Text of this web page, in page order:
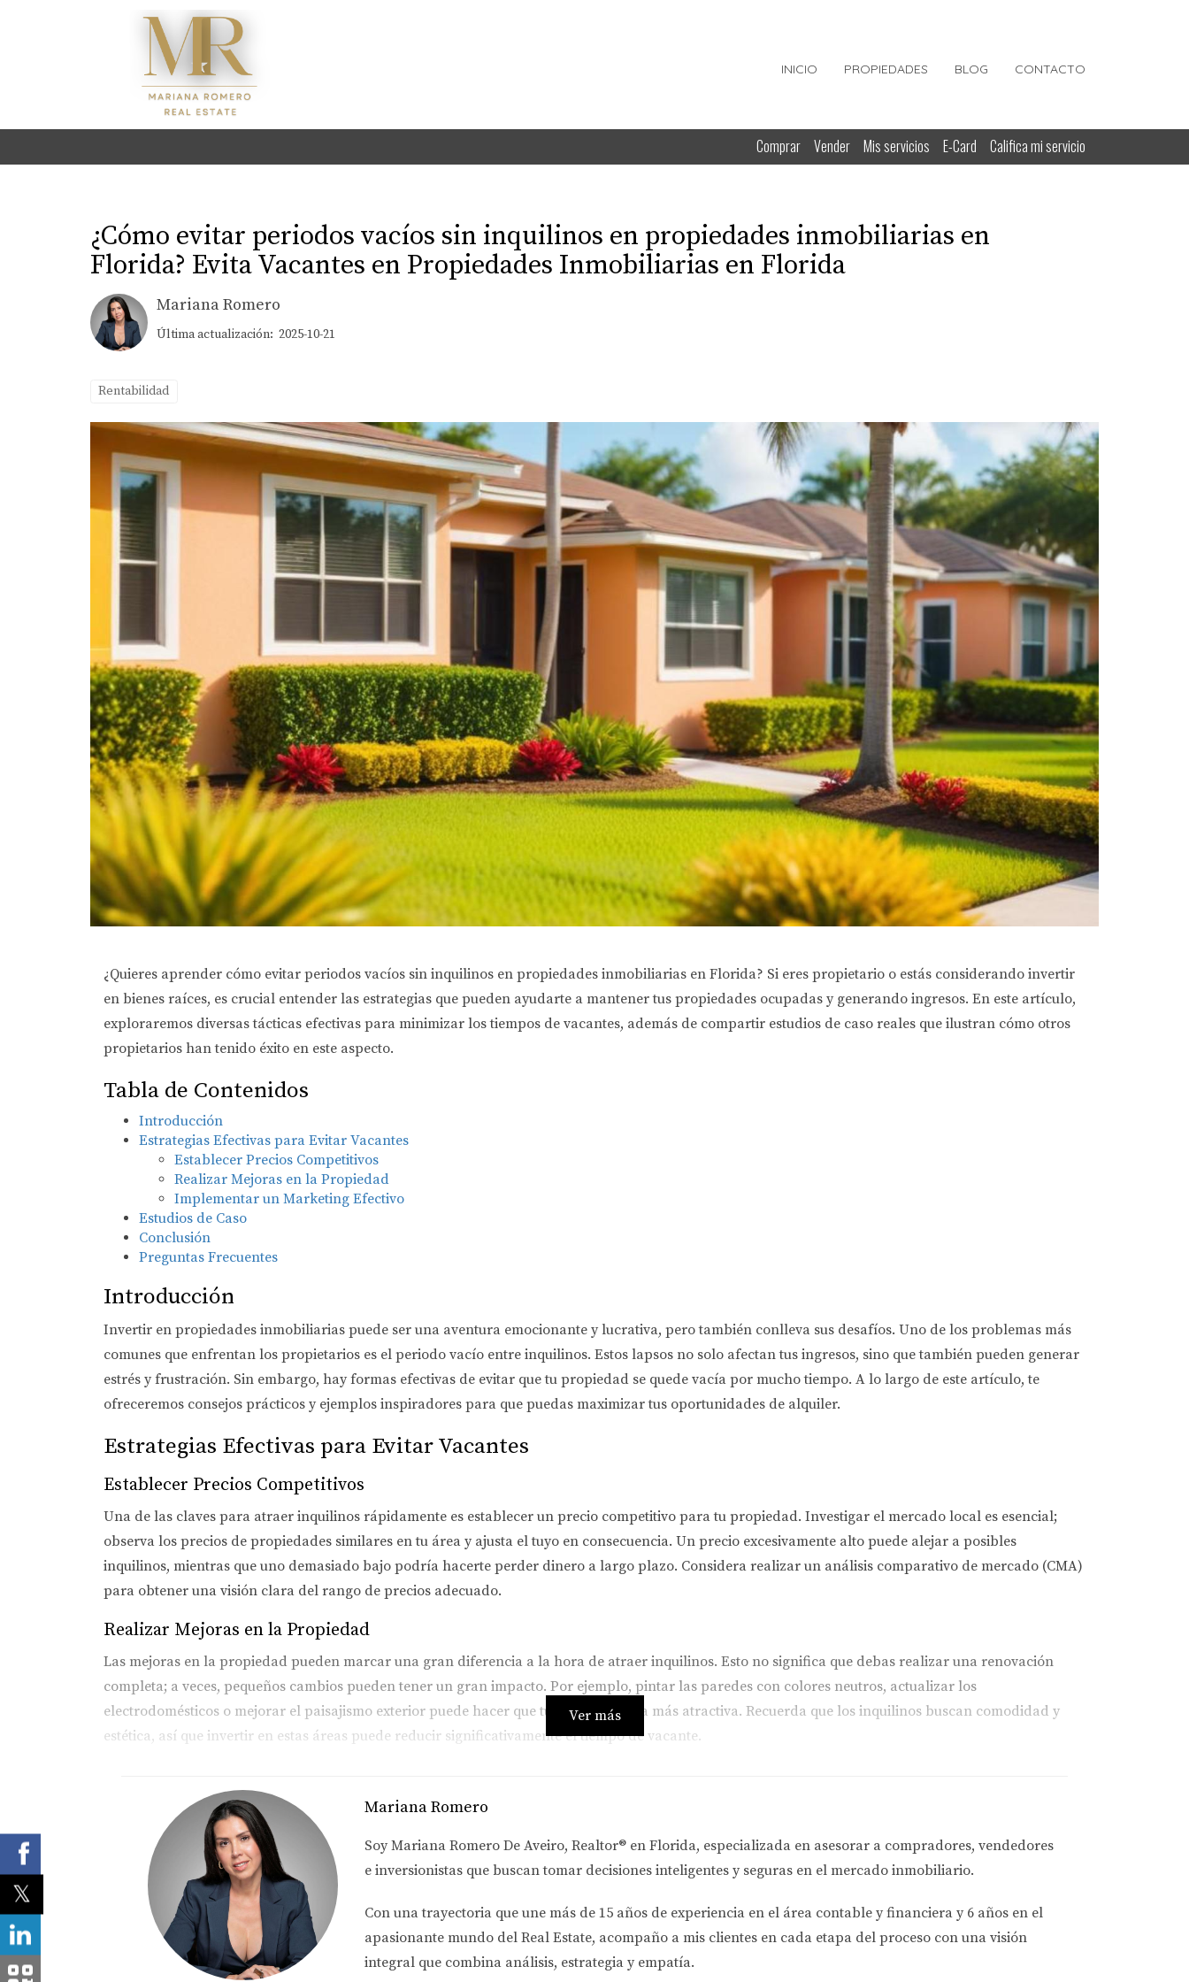
INICIO PROPIEDADES BLOG CONTACTO
Comprar Vender Mis servicios E-Card Califica mi servicio
¿Cómo evitar periodos vacíos sin inquilinos en propiedades inmobiliarias en
Florida? Evita Vacantes en Propiedades Inmobiliarias en Florida
Mariana Romero
Última actualización: 2025-10-21
Rentabilidad
¿Quieres aprender cómo evitar periodos vacíos sin inquilinos en propiedades inmobiliarias en Florida? Si eres propietario o estás considerando invertir
en bienes raíces, es crucial entender las estrategias que pueden ayudarte a mantener tus propiedades ocupadas y generando ingresos. En este artículo,
exploraremos diversas tácticas efectivas para minimizar los tiempos de vacantes, además de compartir estudios de caso reales que ilustran cómo otros
propietarios han tenido éxito en este aspecto.
Tabla de Contenidos
Introducción
Estrategias Efectivas para Evitar Vacantes
Establecer Precios Competitivos
Realizar Mejoras en la Propiedad
Implementar un Marketing Efectivo
Estudios de Caso
Conclusión
Preguntas Frecuentes
Introducción
Invertir en propiedades inmobiliarias puede ser una aventura emocionante y lucrativa, pero también conlleva sus desafíos. Uno de los problemas más
comunes que enfrentan los propietarios es el periodo vacío entre inquilinos. Estos lapsos no solo afectan tus ingresos, sino que también pueden generar
estrés y frustración. Sin embargo, hay formas efectivas de evitar que tu propiedad se quede vacía por mucho tiempo. A lo largo de este artículo, te
ofreceremos consejos prácticos y ejemplos inspiradores para que puedas maximizar tus oportunidades de alquiler.
Estrategias Efectivas para Evitar Vacantes
Establecer Precios Competitivos
Una de las claves para atraer inquilinos rápidamente es establecer un precio competitivo para tu propiedad. Investigar el mercado local es esencial;
observa los precios de propiedades similares en tu área y ajusta el tuyo en consecuencia. Un precio excesivamente alto puede alejar a posibles
inquilinos, mientras que uno demasiado bajo podría hacerte perder dinero a largo plazo. Considera realizar un análisis comparativo de mercado (CMA)
para obtener una visión clara del rango de precios adecuado.
Realizar Mejoras en la Propiedad
Las mejoras en la propiedad pueden marcar una gran diferencia a la hora de atraer inquilinos. Esto no significa que debas realizar una renovación
completa; a veces, pequeños cambios pueden tener un gran impacto. Por ejemplo, pintar las paredes con colores neutros, actualizar los
electrodomésticos o mejorar el paisajismo exterior puede hacer que tu propiedad sea más atractiva. Recuerda que los inquilinos buscan comodidad y
estética, así que invertir en estas áreas puede reducir significativamente el tiempo de vacante.
El marketing juega un papel crucial en la reducción de periodos vacíos. Utiliza plataformas digitales para promocionar tu propiedad; sitios web como
Zillow o Realtor.com son excelentes opciones. Además, asegúrate de tomar fotos de alta calidad y escribir descripciones detalladas que resalten las
características únicas de tu propiedad. No subestimes el poder del marketing en redes sociales; compartir publicaciones sobre tu propiedad en
Facebook o Instagram puede ampliar tu alcance y atraer a más inquilinos potenciales.
Estudios de Caso
Estudio de Caso 1: La Historia de Juan y su Apartamento en Miami
Ver más
Mariana Romero
Soy Mariana Romero De Aveiro, Realtor® en Florida, especializada en asesorar a compradores, vendedores
e inversionistas que buscan tomar decisiones inteligentes y seguras en el mercado inmobiliario.
Con una trayectoria que une más de 15 años de experiencia en el área contable y financiera y 6 años en el
apasionante mundo del Real Estate, acompaño a mis clientes en cada etapa del proceso con una visión
integral que combina análisis, estrategia y empatía.